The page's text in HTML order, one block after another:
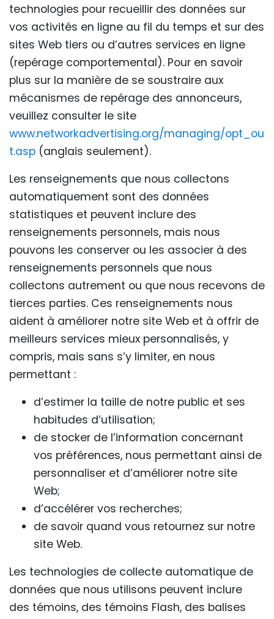
technologies pour recueillir des données sur
vos activités en ligne au fil du temps et sur des
sites Web tiers ou d’autres services en ligne
(repérage comportemental). Pour en savoir
plus sur la manière de se soustraire aux
mécanismes de repérage des annonceurs,
veuillez consulter le site
www.networkadvertising.org/managing/opt_ou
t.asp (anglais seulement).
Les renseignements que nous collectons
automatiquement sont des données
statistiques et peuvent inclure des
renseignements personnels, mais nous
pouvons les conserver ou les associer à des
renseignements personnels que nous
collectons autrement ou que nous recevons de
tierces parties. Ces renseignements nous
aident à améliorer notre site Web et à offrir de
meilleurs services mieux personnalisés, y
compris, mais sans s’y limiter, en nous
permettant :
d’estimer la taille de notre public et ses
habitudes d’utilisation;
de stocker de l’information concernant
vos préférences, nous permettant ainsi de
personnaliser et d’améliorer notre site
Web;
d’accélérer vos recherches;
de savoir quand vous retournez sur notre
site Web.
Les technologies de collecte automatique de
données que nous utilisons peuvent inclure
des témoins, des témoins Flash, des balises